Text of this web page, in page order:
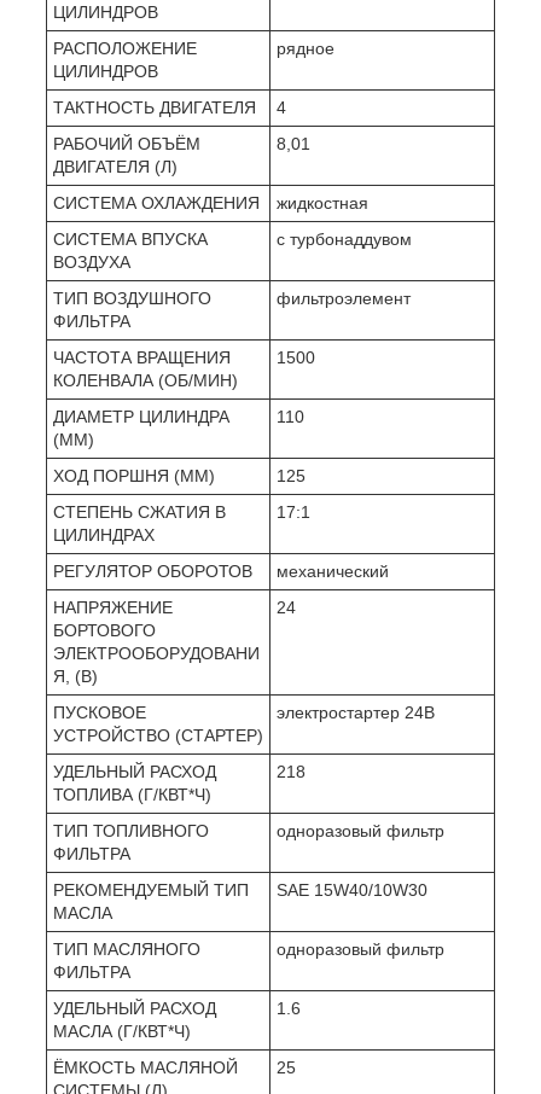
ЦИЛИНДРОВ
РАСПОЛОЖЕНИЕ
ЦИЛИНДРОВ
рядное
ТАКТНОСТЬ ДВИГАТЕЛЯ
4
РАБОЧИЙ ОБЪЁМ
ДВИГАТЕЛЯ (Л)
8,01
СИСТЕМА ОХЛАЖДЕНИЯ
жидкостная
СИСТЕМА ВПУСКА
ВОЗДУХА
с турбонаддувом
ТИП ВОЗДУШНОГО
ФИЛЬТРА
фильтроэлемент
ЧАСТОТА ВРАЩЕНИЯ
КОЛЕНВАЛА (ОБ/МИН)
1500
ДИАМЕТР ЦИЛИНДРА
(ММ)
110
ХОД ПОРШНЯ (ММ)
125
СТЕПЕНЬ СЖАТИЯ В
ЦИЛИНДРАХ
17:1
РЕГУЛЯТОР ОБОРОТОВ
механический
НАПРЯЖЕНИЕ
БОРТОВОГО
ЭЛЕКТРООБОРУДОВАНИ
Я, (В)
24
ПУСКОВОЕ
УСТРОЙСТВО (СТАРТЕР)
электростартер 24В
УДЕЛЬНЫЙ РАСХОД
ТОПЛИВА (Г/КВТ*Ч)
218
ТИП ТОПЛИВНОГО
ФИЛЬТРА
одноразовый фильтр
РЕКОМЕНДУЕМЫЙ ТИП
МАСЛА
SAE 15W40/10W30
ТИП МАСЛЯНОГО
ФИЛЬТРА
одноразовый фильтр
УДЕЛЬНЫЙ РАСХОД
МАСЛА (Г/КВТ*Ч)
1.6
ЁМКОСТЬ МАСЛЯНОЙ
СИСТЕМЫ (Л)
25